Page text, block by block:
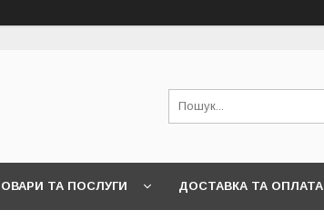
ТА ПОСЛУГИ ДОСТАВКА ТА ОПЛАТА